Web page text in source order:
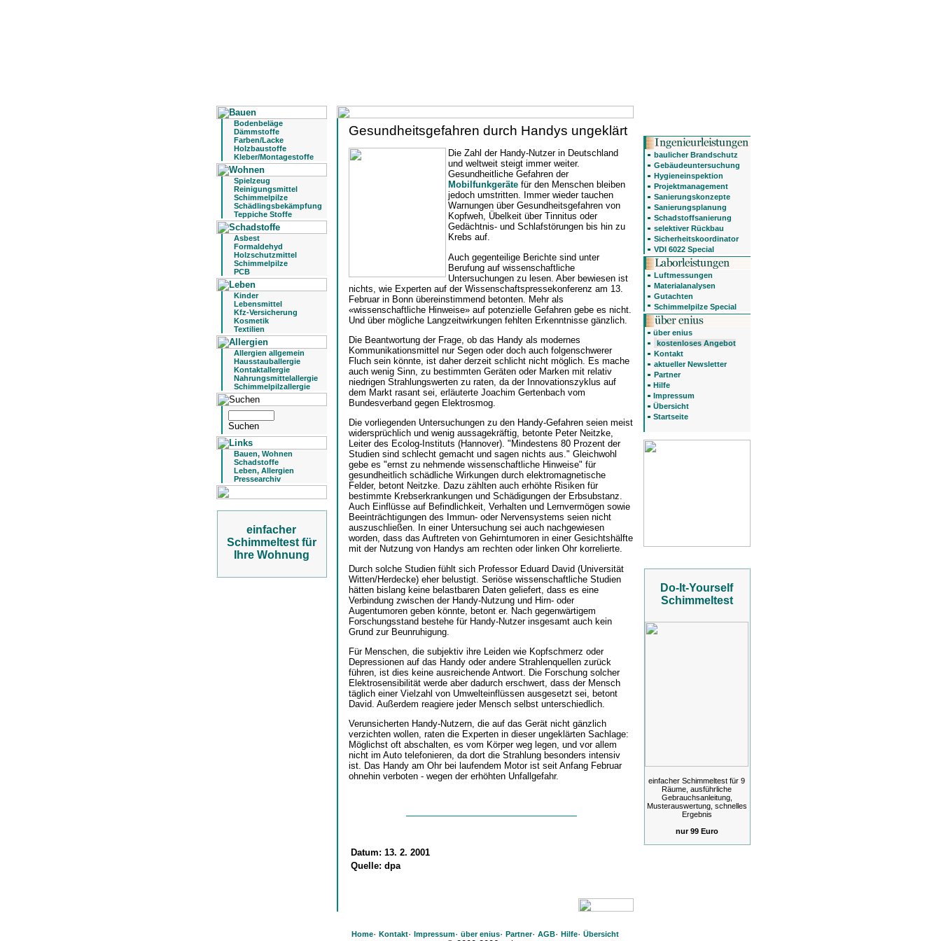
Bodenbeläge
Dämmstoffe
Farben/Lacke
Holzbaustoffe
Kleber/Montagestoffe
Spielzeug
Reinigungsmittel
Schimmelpilze
Schädlingsbekämpfung
Teppiche Stoffe
Asbest
Formaldehyd
Holzschutzmittel
Schimmelpilze
PCB
Kinder
Lebensmittel
Kfz-Versicherung
Kosmetik
Textilien
Allergien allgemein
Hausstauballergie
Kontaktallergie
Nahrungsmittelallergie
Schimmelpilzallergie
Bauen, Wohnen
Schadstoffe
Leben, Allergien
Pressearchiv
einfacher
Schimmeltest für
Ihre Wohnung
Gesundheitsgefahren durch Handys ungeklärt
Die Zahl der Handy-Nutzer in Deutschland
und weltweit steigt immer weiter.
Gesundheitliche Gefahren der
Mobilfunkgerätefür den Menschen bleiben
jedoch umstritten. Immer wieder tauchen
Warnungen über Gesundheitsgefahren von
Kopfweh, Übelkeit über Tinnitus oder
Gedächtnis- und Schlafstörungen bis hin zu
Krebs auf.
Auch gegenteilige Berichte sind unter
Berufung auf wissenschaftliche
Untersuchungen zu lesen. Aber bewiesen ist
nichts, wie Experten auf der Wissenschaftspressekonferenz am 13.
Februar in Bonn übereinstimmend betonten. Mehr als
«wissenschaftliche Hinweise» auf potenzielle Gefahren gebe es nicht.
Und über mögliche Langzeitwirkungen fehlten Erkenntnisse gänzlich.
Die Beantwortung der Frage, ob das Handy als modernes
Kommunikationsmittel nur Segen oder doch auch folgenschwerer
Fluch sein könnte, ist daher derzeit schlicht nicht möglich. Es mache
auch wenig Sinn, zu bestimmten Geräten oder Marken mit relativ
niedrigen Strahlungswerten zu raten, da der Innovationszyklus auf
dem Markt rasant sei, erläuterte Joachim Gertenbach vom
Bundesverband gegen Elektrosmog.
Die vorliegenden Untersuchungen zu den Handy-Gefahren seien meist
widersprüchlich und wenig aussagekräftig, betonte Peter Neitzke,
Leiter des Ecolog-Instituts (Hannover). "Mindestens 80 Prozent der
Studien sind schlecht gemacht und sagen nichts aus." Gleichwohl
gebe es "ernst zu nehmende wissenschaftliche Hinweise" für
gesundheitlich schädliche Wirkungen durch elektromagnetische
Felder, betont Neitzke. Dazu zählten auch erhöhte Risiken für
bestimmte Krebserkrankungen und Schädigungen der Erbsubstanz.
Auch Einflüsse auf Befindlichkeit, Verhalten und Lernvermögen sowie
Beeinträchtigungen des Immun- oder Nervensystems seien nicht
auszuschließen. In einer Untersuchung sei auch nachgewiesen
worden, dass das Auftreten von Gehirntumoren in einer Gesichtshälfte
mit der Nutzung von Handys am rechten oder linken Ohr korrelierte.
Durch solche Studien fühlt sich Professor Eduard David (Universität
Witten/Herdecke) eher belustigt. Seriöse wissenschaftliche Studien
hätten bislang keine belastbaren Daten geliefert, dass es eine
Verbindung zwischen der Handy-Nutzung und Hirn- oder
Augentumoren geben könnte, betont er. Nach gegenwärtigem
Forschungsstand bestehe für Handy-Nutzer insgesamt auch kein
Grund zur Beunruhigung.
Für Menschen, die subjektiv ihre Leiden wie Kopfschmerz oder
Depressionen auf das Handy oder andere Strahlenquellen zurück
führen, ist dies keine ausreichende Antwort. Die Forschung solcher
Elektrosensibilität werde aber dadurch erschwert, dass der Mensch
täglich einer Vielzahl von Umwelteinflüssen ausgesetzt sei, betont
David. Außerdem reagiere jeder Mensch selbst unterschiedlich.
Verunsicherten Handy-Nutzern, die auf das Gerät nicht gänzlich
verzichten wollen, raten die Experten in dieser ungeklärten Sachlage:
Möglichst oft abschalten, es vom Körper weg legen, und vor allem
nicht im Auto telefonieren, da dort die Strahlung besonders intensiv
ist. Das Handy am Ohr bei laufendem Motor ist seit Anfang Februar
ohnehin verboten - wegen der erhöhten Unfallgefahr.
Datum: 13. 2. 2001
Quelle: dpa
Home· Kontakt· Impressum· über enius· Partner· AGB· Hilfe· Übersicht
baulicher Brandschutz
Gebäudeuntersuchung
Hygieneinspektion
Projektmanagement
Sanierungskonzepte
Sanierungsplanung
Schadstoffsanierung
selektiver Rückbau
Sicherheitskoordinator
VDI 6022 Special
Luftmessungen
Materialanalysen
Gutachten
Schimmelpilze Special
über enius
kostenloses Angebot
Kontakt
aktueller Newsletter
Partner
Hilfe
Impressum
Übersicht
Startseite
Do-It-Yourself
Schimmeltest
einfacher Schimmeltest für 9
Räume, ausführliche
Gebrauchsanleitung,
Musterauswertung, schnelles
Ergebnis
nur 99 Euro